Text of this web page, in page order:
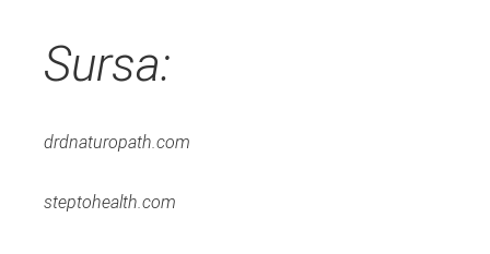
Sursa:
drdnaturopath.com
steptohealth.com